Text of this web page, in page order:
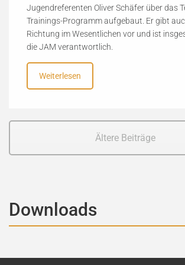
Jugendreferenten Oliver Schäfer über das
Trainings-Programm aufgebaut. Er gibt
Richtung im Wesentlichen vor und ist
die JAM verantwortlich.
Weiterlesen
Ältere Beiträge
Downloads